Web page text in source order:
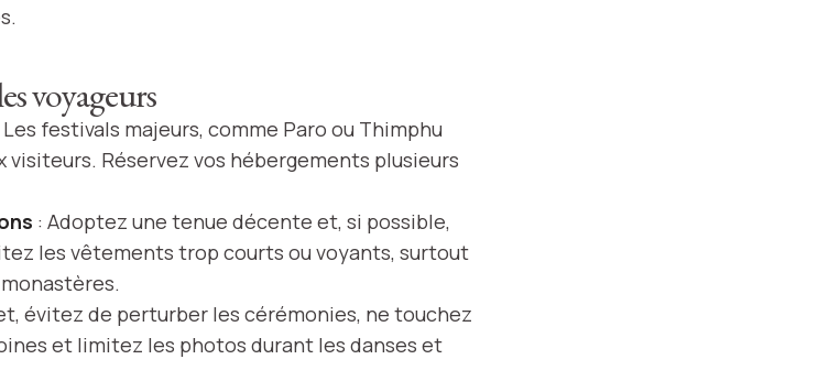
voyageurs
Les festivals majeurs, comme Paro ou Thimphu
Réservez vos hébergements plusieurs
: Adoptez une tenue décente et, si possible,
les vêtements trop courts ou voyants, surtout
évitez de perturber les cérémonies, ne touchez
et limitez les photos durant les danses et